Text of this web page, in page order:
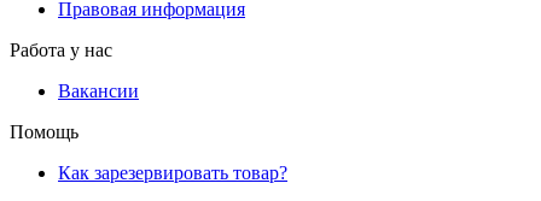
Правовая информация
Работа у нас
Вакансии
Помощь
Как зарезервировать товар?